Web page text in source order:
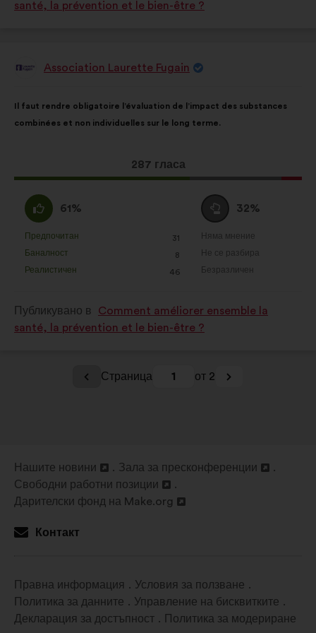
:
:
santé, la prévention et le bien-être ?
ПредложениеAssociation Laurette Fugain
на
предложението:
Il faut rendre obligatoire l’évaluation de l’impact des substances
combinées et non individuelles sur le long terme.
Това
предложение
287 гласа
разпределението
е:
Съгласен
съм
:
61%
в
:
Предпочитан
: 31
пъти
Баналност
: 8
пъти
Реалистичен
: 46
пъти
Въздържал
се
:
32%
в
:
Няма мнение
:пъти
Не се разбира
:пъти
Безразличен
:пъти
Публикувано в
Comment améliorer ensemble la
santé, la prévention et le bien-être ?
Страница 1 от 2
Нашите новини
нов
раздел
Зала за пресконференции
Отваряне
Свободни работни позиции
Отваряне
в
нов
Дарителски фонд на Make.org
Отваряне
в
Контакт
Правна информация
Условия за ползване
Политика за данните
Управление на бисквитките
Декларация за достъпност
Политика за модериране